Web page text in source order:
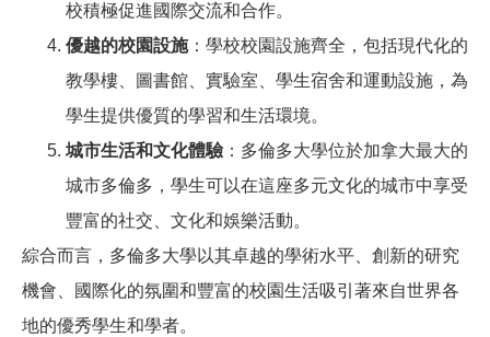
校積極促進國際交流和合作。
優越的校園設施：學校校園設施齊全，包括現代化的
教學樓、圖書館、實驗室、學生宿舍和運動設施，為
學生提供優質的學習和生活環境。
城市生活和文化體驗 ：多倫多大學位於加拿大最大的
城市多倫多，學生可以在這座多元文化的城市中享受
豐富的社交、文化和娛樂活動。
綜合而言，多倫多大學以其卓越的學術水平、創新的研究
機會、國際化的氛圍和豐富的校園生活吸引著來自世界各
地的優秀學生和學者。